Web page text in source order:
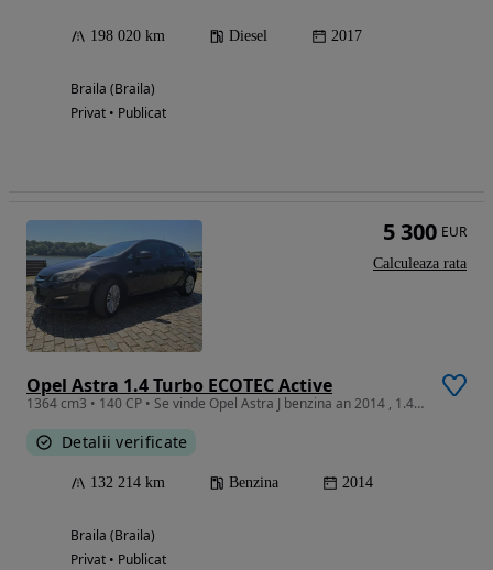
198 020 km Diesel 2017
Braila (Braila)
Privat • Publicat
Opel Astra 1.4 Turbo ECOTEC Active
1364 cm3 • 140 CP • Se vinde Opel Astra J benzina an 2014 , 1.4 Turbo 140 CP , 132.000 KM
Detalii verificate
132 214 km Benzina 2014
Braila (Braila)
Privat • Publicat
5 300 EUR
Calculeaza rata